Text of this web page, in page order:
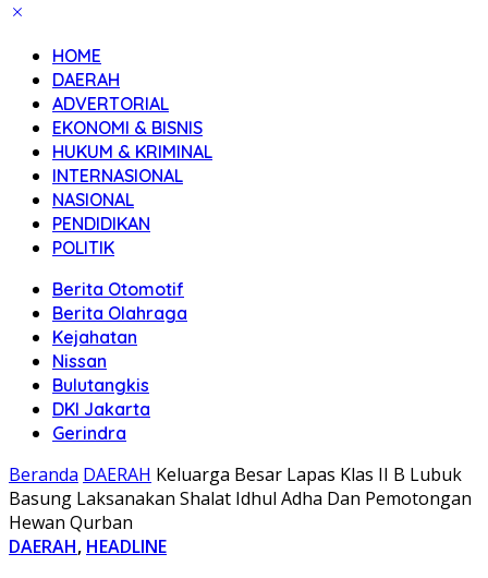
HOME
DAERAH
ADVERTORIAL
EKONOMI & BISNIS
HUKUM & KRIMINAL
INTERNASIONAL
NASIONAL
PENDIDIKAN
POLITIK
Berita Otomotif
Berita Olahraga
Kejahatan
Nissan
Bulutangkis
DKI Jakarta
Gerindra
Beranda DAERAH Keluarga Besar Lapas Klas II B Lubuk
Basung Laksanakan Shalat Idhul Adha Dan Pemotongan
Hewan Qurban
DAERAH, HEADLINE